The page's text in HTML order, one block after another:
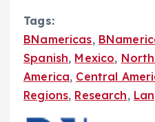
Tags:
BNamericas,
Spanish, Mexico,
America, Central
Regions, Research,